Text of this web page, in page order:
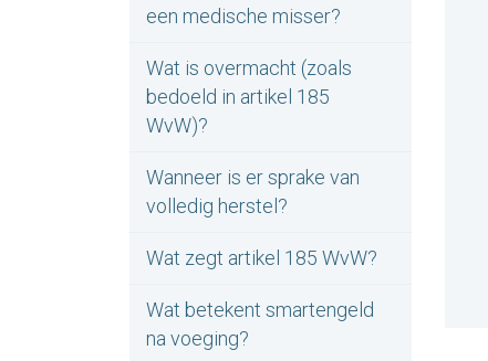
een medische misser?
Wat is overmacht (zoals
bedoeld in artikel 185
WvW)?
Wanneer is er sprake van
volledig herstel?
Wat zegt artikel 185 WvW?
Wat betekent smartengeld
na voeging?